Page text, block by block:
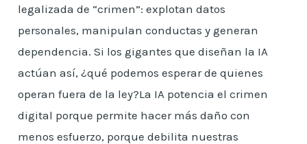
legalizada de “crimen”: explotan datos
personales, manipulan conductas y generan
dependencia. Si los gigantes que diseñan la IA
actúan así, ¿qué podemos esperar de quienes
operan fuera de la ley?La IA potencia el crimen
digital porque permite hacer más daño con
menos esfuerzo, porque debilita nuestras